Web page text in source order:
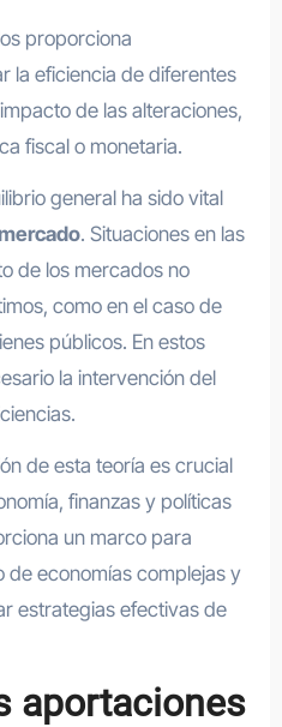
proporciona
la eficiencia de diferentes
de las alteraciones,
fiscal o monetaria.
general ha sido vital
. Situaciones en las
de los mercados no
como en el caso de
públicos. En estos
la intervención del
de esta teoría es crucial
finanzas y políticas
un marco para
de economías complejas y
estrategias efectivas de
aportaciones